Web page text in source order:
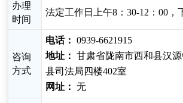
办理
时间
法定工作日上午8：30-12：00，
咨询
方式
电话： 0939-6621915
地址： 甘肃省陇南市西和县汉
县司法局四楼402室
网址： 无